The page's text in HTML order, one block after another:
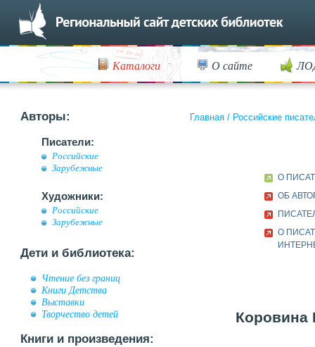
Каталоги О сайте
Авторы:
Писатели:
Российские
Зарубежные
Художники:
Российские
Зарубежные
Дети и библиотека:
Чтение без границ
Книги Детства
Выставки
Творчество детей
Книги и произведения:
Главная / Российские
О
ОБ
О
Коровина